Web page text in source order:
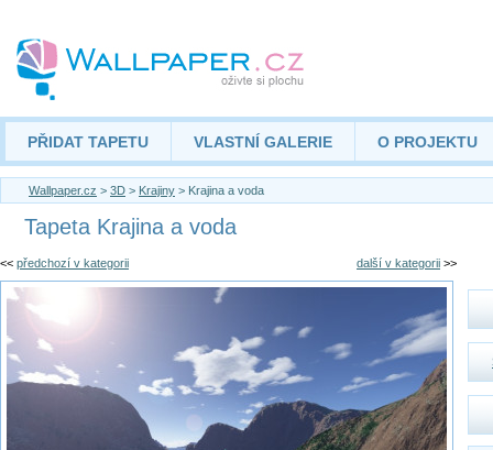
PŘIDAT TAPETU VLASTNÍ GALERIE O PROJEKTU
Wallpaper.cz > 3D > Krajiny > Krajina a voda
Tapeta Krajina a voda
<< předchozí v kategorii další v kategorii >>